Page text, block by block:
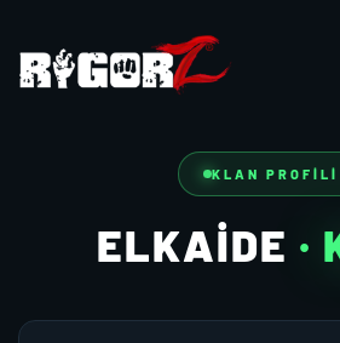
KLAN PROFILI
ELKAIDE ·